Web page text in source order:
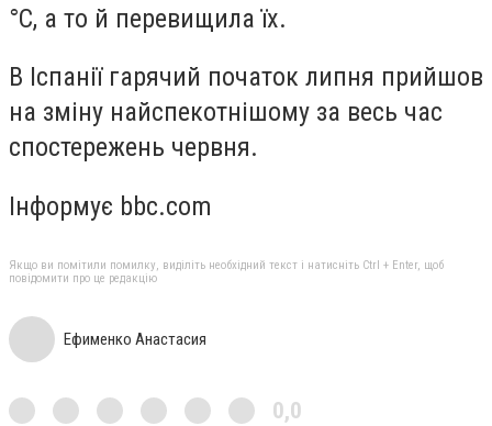
°C, а то й перевищила їх.
В Іспанії гарячий початок липня прийшов
на зміну найспекотнішому за весь час
спостережень червня.
Інформує bbc.com
Якщо ви помітили помилку, виділіть необхідний текст і натисніть Ctrl + Enter, щоб
повідомити про це редакцію
Ефименко Анастасия
0,0